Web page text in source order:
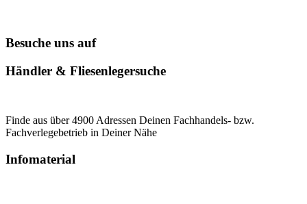
Besuche uns auf
Händler & Fliesenlegersuche
Finde aus über 4900 Adressen Deinen Fachhandels- bzw.
Fachverlegebetrieb in Deiner Nähe
Infomaterial